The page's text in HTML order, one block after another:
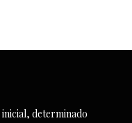
inicial, determinado